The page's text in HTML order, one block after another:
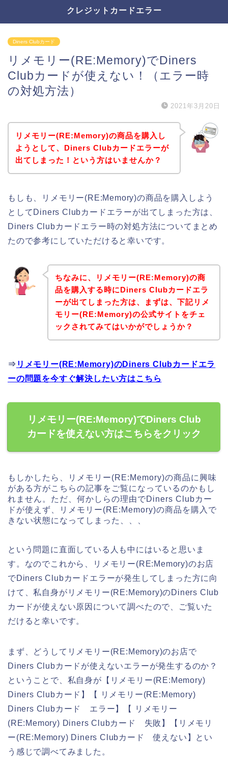
クレジットカードエラー
Diners Clubカード
リメモリー(RE:Memory)でDiners
Clubカードが使えない！（エラー時
の対処方法）
2021年3月20日
リメモリー(RE:Memory)の商品を購入し
ようとして、Diners Clubカードエラーが
出てしまった！という方はいませんか？
もしも、リメモリー(RE:Memory)の商品を購入しよう
としてDiners Clubカードエラーが出てしまった方は、
Diners Clubカードエラー時の対処方法についてまとめ
たので参考にしていただけると幸いです。
ちなみに、リメモリー(RE:Memory)の商
品を購入する時にDiners Clubカードエラ
ーが出てしまった方は、まずは、下記リメ
モリー(RE:Memory)の公式サイトをチェ
ックされてみてはいかがでしょうか？
⇒ リメモリー(RE:Memory)のDiners Clubカードエラ
ーの問題を今すぐ解決したい方はこちら
リメモリー(RE:Memory)でDiners Club
カードを使えない方はこちらをクリック
もしかしたら、リメモリー(RE:Memory)の商品に興味
がある方がこちらの記事をご覧になっているのかもし
れません。ただ、何かしらの理由でDiners Clubカー
ドが使えず、リメモリー(RE:Memory)の商品を購入で
きない状態になってしまった、、、
という問題に直面している人も中にはいると思いま
す。なのでこれから、リメモリー(RE:Memory)のお店
でDiners Clubカードエラーが発生してしまった方に向
けて、私自身がリメモリー(RE:Memory)のDiners Club
カードが使えない原因について調べたので、ご覧いた
だけると幸いです。
まず、どうしてリメモリー(RE:Memory)のお店で
Diners Clubカードが使えないエラーが発生するのか？
ということで、私自身が【リメモリー(RE:Memory)
Diners Clubカード】【 リメモリー(RE:Memory)
Diners Clubカード エラー】【 リメモリー
(RE:Memory) Diners Clubカード 失敗】【リメモリ
ー(RE:Memory) Diners Clubカード 使えない】とい
う感じで調べてみました。